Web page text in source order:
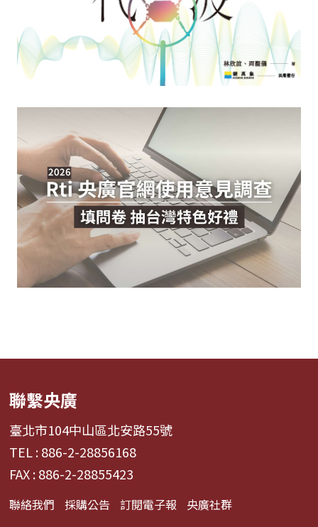
聯繫央廣
臺北市104中山區北安路55號
TEL : 886-2-28856168
FAX : 886-2-28855423
聯絡我們 採購公告 訂閱電子報 央廣社群